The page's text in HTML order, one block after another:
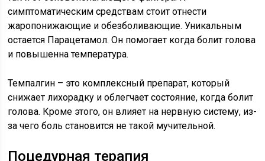
симптоматическим средствам стоит отнести
жаропонижающие и обезболивающие. Уникальным
остается Парацетамол. Он помогает когда болит голова
и повышенна температура.
Темпалгин – это комплексный препарат, который
снижает лихорадку и облегчает состояние, когда болит
голова. Кроме этого, он влияет на нервную систему, из-
за чего боль становится не такой мучительной.
Поцедурная терапия